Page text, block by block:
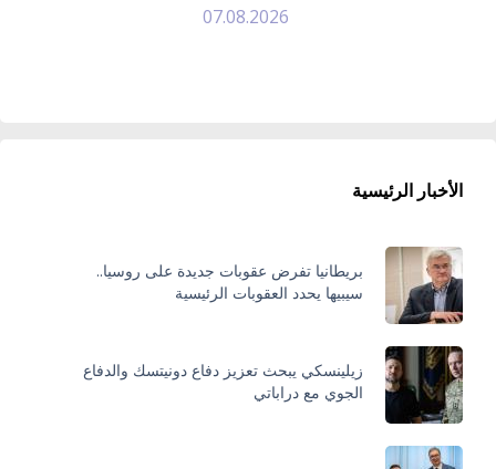
07.08.2026
الأخبار الرئيسية
بريطانيا تفرض عقوبات جديدة على روسيا..
سيبيها يحدد العقوبات الرئيسية
زيلينسكي يبحث تعزيز دفاع دونيتسك والدفاع
الجوي مع دراباتي